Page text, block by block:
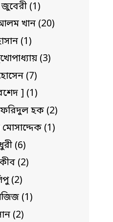
(1)
খান (20)
(1)
(3)
(7)
] (1)
হক (2)
(1)
(6)
(2)
(2)
(1)
(2)